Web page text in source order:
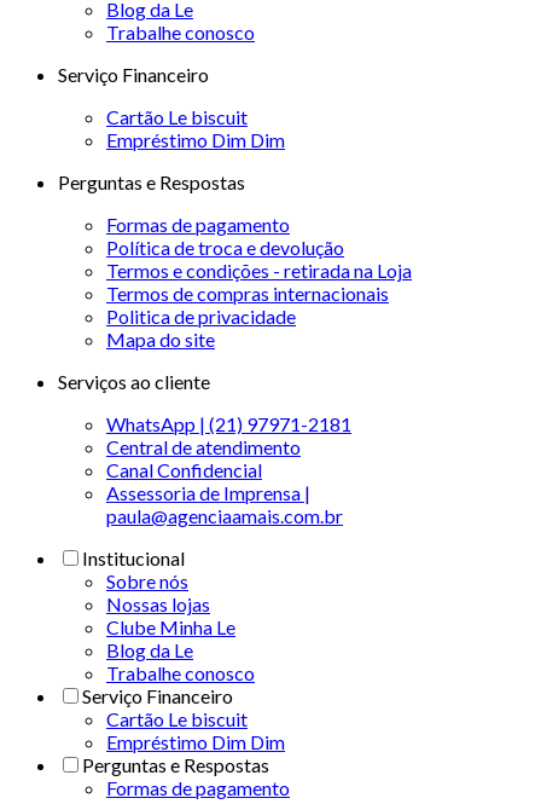
Blog da Le
Trabalhe conosco
Serviço Financeiro
Cartão Le biscuit
Empréstimo Dim Dim
Perguntas e Respostas
Formas de pagamento
Política de troca e devolução
Termos e condições - retirada na Loja
Termos de compras internacionais
Politica de privacidade
Mapa do site
Serviços ao cliente
WhatsApp | (21) 97971-2181
Central de atendimento
Canal Confidencial
Assessoria de Imprensa |
paula@agenciaamais.com.br
Institucional
Sobre nós
Nossas lojas
Clube Minha Le
Blog da Le
Trabalhe conosco
Serviço Financeiro
Cartão Le biscuit
Empréstimo Dim Dim
Perguntas e Respostas
Formas de pagamento